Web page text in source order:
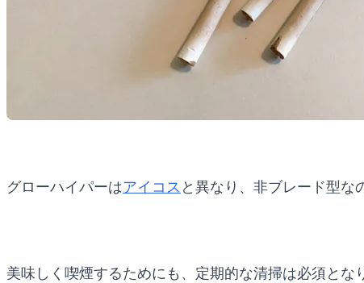
グローハイパーはアイコス と異なり、非ブレード型な
美味しく喫煙するためにも、定期的な清掃は必須とな